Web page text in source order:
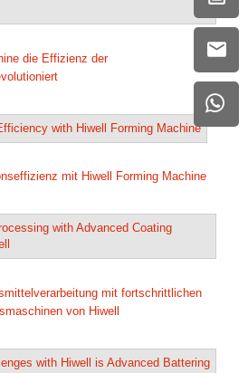
die Effizienz der
mit Hiwell Forming Machine
mit fortschrittlichen
von Hiwell